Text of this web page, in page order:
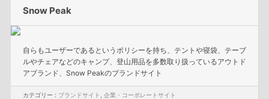
Snow Peak
自らもユーザーであるというポリシーを持ち、テントや寝袋、テーブ
ルやチェアなどのキャンプ、登山用品を多数取り扱っているアウトド
アブランド、Snow Peakのブランドサイト
カテゴリー : ブランドサイト 企業・コーポレートサイト